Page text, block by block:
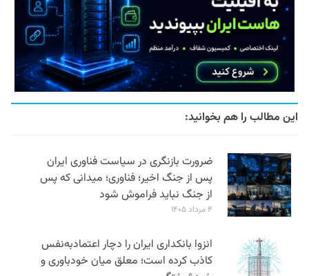
این مطالب را هم بخوانید:
ضرورت بازنگری در سیاست فناوری ایران
پس از جنگ اخیر؛ فناوری؛ میدانی که پس
از جنگ نباید فراموش شود
۴ مرداد ۱۴۰۵
انزوا بانکداری ایران را دچار اعتمادبه‌نفس
کاذب کرده است؛ معلق میان خودباوری و